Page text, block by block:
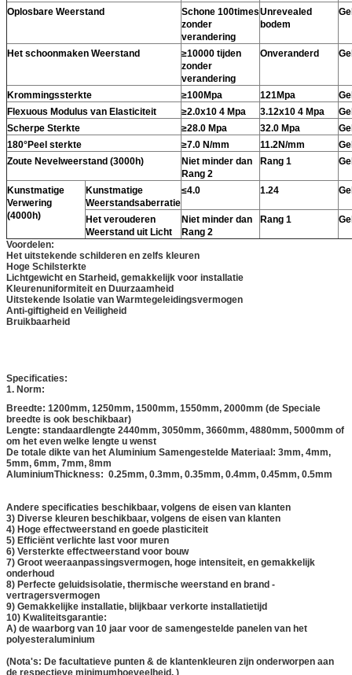
Oplosbare Weerstand
Schone 100times
zonder
verandering
Unrevealed
bodem
Het schoonmaken Weerstand
≥10000 tijden
zonder
verandering
Onveranderd
Krommingssterkte ≥100Mpa 121Mpa
Flexuous Modulus van Elasticiteit
≥2.0x10 4 Mpa 3.12x10 4 Mpa
Scherpe Sterkte
≥28.0 Mpa 32.0 Mpa
180°Peel sterkte
≥7.0 N/mm 11.2N/mm
Zoute Nevelweerstand (3000h)
Niet minder dan
Rang 2
Rang 1
Kunstmatige
Verwering
(4000h)
Kunstmatige
Weerstandsaberratie
≤4.0 1.24
Het verouderen
Weerstand uit Licht
Niet minder dan
Rang 2
Rang 1
Voordelen:
Het uitstekende schilderen en zelfs kleuren
Hoge Schilsterkte
Lichtgewicht en Starheid, gemakkelijk voor installatie
Kleurenuniformiteit en Duurzaamheid
Uitstekende Isolatie van Warmtegeleidingsvermogen
Anti-giftigheid en Veiligheid
Bruikbaarheid
Specificaties:
1. Norm:
Breedte: 1200mm, 1250mm, 1500mm, 1550mm, 2000mm (de Speciale
breedte is ook beschikbaar)
Lengte: standaardlengte 2440mm, 3050mm, 3660mm, 4880mm, 5000mm of
om het even welke lengte u wenst
De totale dikte van het Aluminium Samengestelde Materiaal: 3mm, 4mm,
5mm, 6mm, 7mm, 8mm
AluminiumThickness: 0.25mm, 0.3mm, 0.35mm, 0.4mm, 0.45mm, 0.5mm
Andere specificaties beschikbaar, volgens de eisen van klanten
3) Diverse kleuren beschikbaar, volgens de eisen van klanten
4) Hoge effectweerstand en goede plasticiteit
5) Efficiënt verlichte last voor muren
6) Versterkte effectweerstand voor bouw
7) Groot weeraanpassingsvermogen, hoge intensiteit, en gemakkelijk
onderhoud
8) Perfecte geluidsisolatie, thermische weerstand en brand -
vertragersvermogen
9) Gemakkelijke installatie, blijkbaar verkorte installatietijd
10) Kwaliteitsgarantie:
A) de waarborg van 10 jaar voor de samengestelde panelen van het
polyesteraluminium
(Nota's: De facultatieve punten & de klantenkleuren zijn onderworpen aan
de respectieve minimumhoeveelheid. )